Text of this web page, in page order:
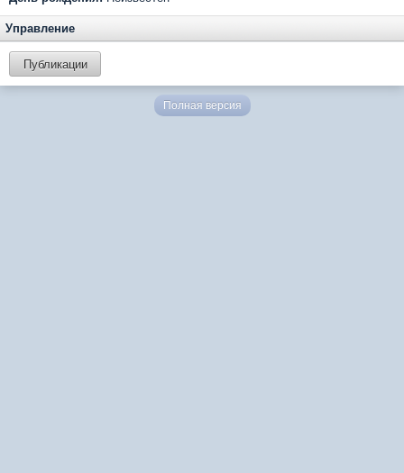
Управление
Публикации
Полная версия